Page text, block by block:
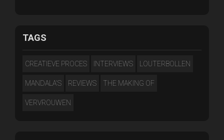
TAGS
CREATIEVE PROCES INTERVIEWS LOUTERBOLLEN
MANDALA'S REVIEWS THE MAKING OF
VERVROUWEN